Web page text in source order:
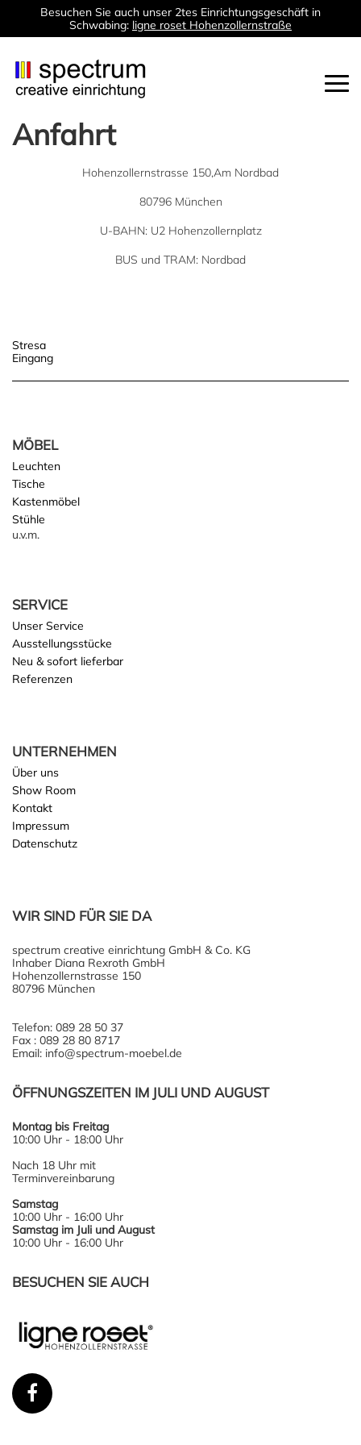
Besuchen Sie auch unser 2tes Einrichtungsgeschäft in
Schwabing: ligne roset Hohenzollernstraße
Anfahrt
Hohenzollernstrasse 150,Am Nordbad
80796 München
U-BAHN: U2 Hohenzollernplatz
BUS und TRAM: Nordbad
Post
navigation
Stresa
Eingang
MÖBEL
Leuchten
Tische
Kastenmöbel
Stühle
u.v.m.
SERVICE
Unser Service
Ausstellungsstücke
Neu & sofort lieferbar
Referenzen
UNTERNEHMEN
Über uns
Show Room
Kontakt
Impressum
Datenschutz
WIR SIND FÜR SIE DA
spectrum creative einrichtung GmbH & Co. KG
Inhaber Diana Rexroth GmbH
Hohenzollernstrasse 150
80796 München
Telefon: 089 28 50 37
Fax : 089 28 80 8717
Email: info@spectrum-moebel.de
ÖFFNUNGSZEITEN IM JULI UND AUGUST
Montag bis Freitag
10:00 Uhr - 18:00 Uhr
Nach 18 Uhr mit
Terminvereinbarung
Samstag
10:00 Uhr - 16:00 Uhr
Samstag im Juli und August
10:00 Uhr - 16:00 Uhr
BESUCHEN SIE AUCH